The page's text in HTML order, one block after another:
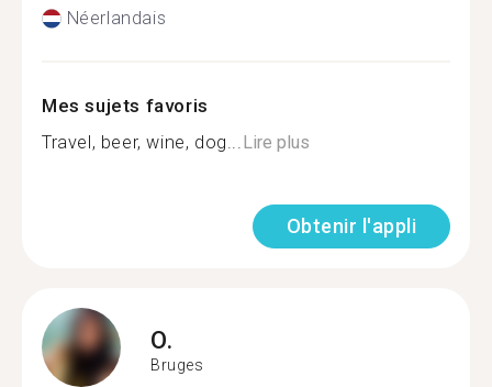
Néerlandais
Mes sujets favoris
Travel, beer, wine, dog...Lire plus
Obtenir l'appli
O.
Bruges